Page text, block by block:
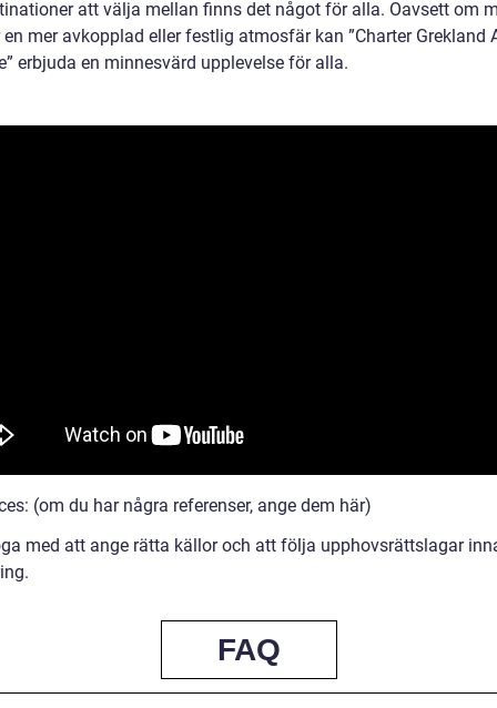
att välja mellan finns det något för alla. Oavsett om
mer avkopplad eller festlig atmosfär kan ”Charter Grekland
erbjuda en minnesvärd upplevelse för alla.
(om du har några referenser, ange dem här)
med att ange rätta källor och att följa upphovsrättslagar
FAQ